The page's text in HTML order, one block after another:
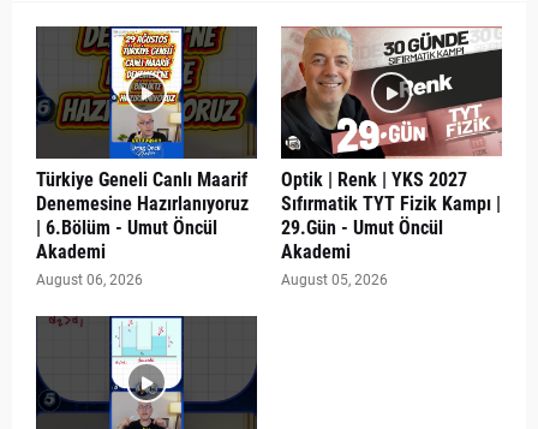
Türkiye Geneli Canlı Maarif
Denemesine Hazırlanıyoruz
| 6.Bölüm - Umut Öncül
Akademi
August 06, 2026
Optik | Renk | YKS 2027
Sıfırmatik TYT Fizik Kampı |
29.Gün - Umut Öncül
Akademi
August 05, 2026